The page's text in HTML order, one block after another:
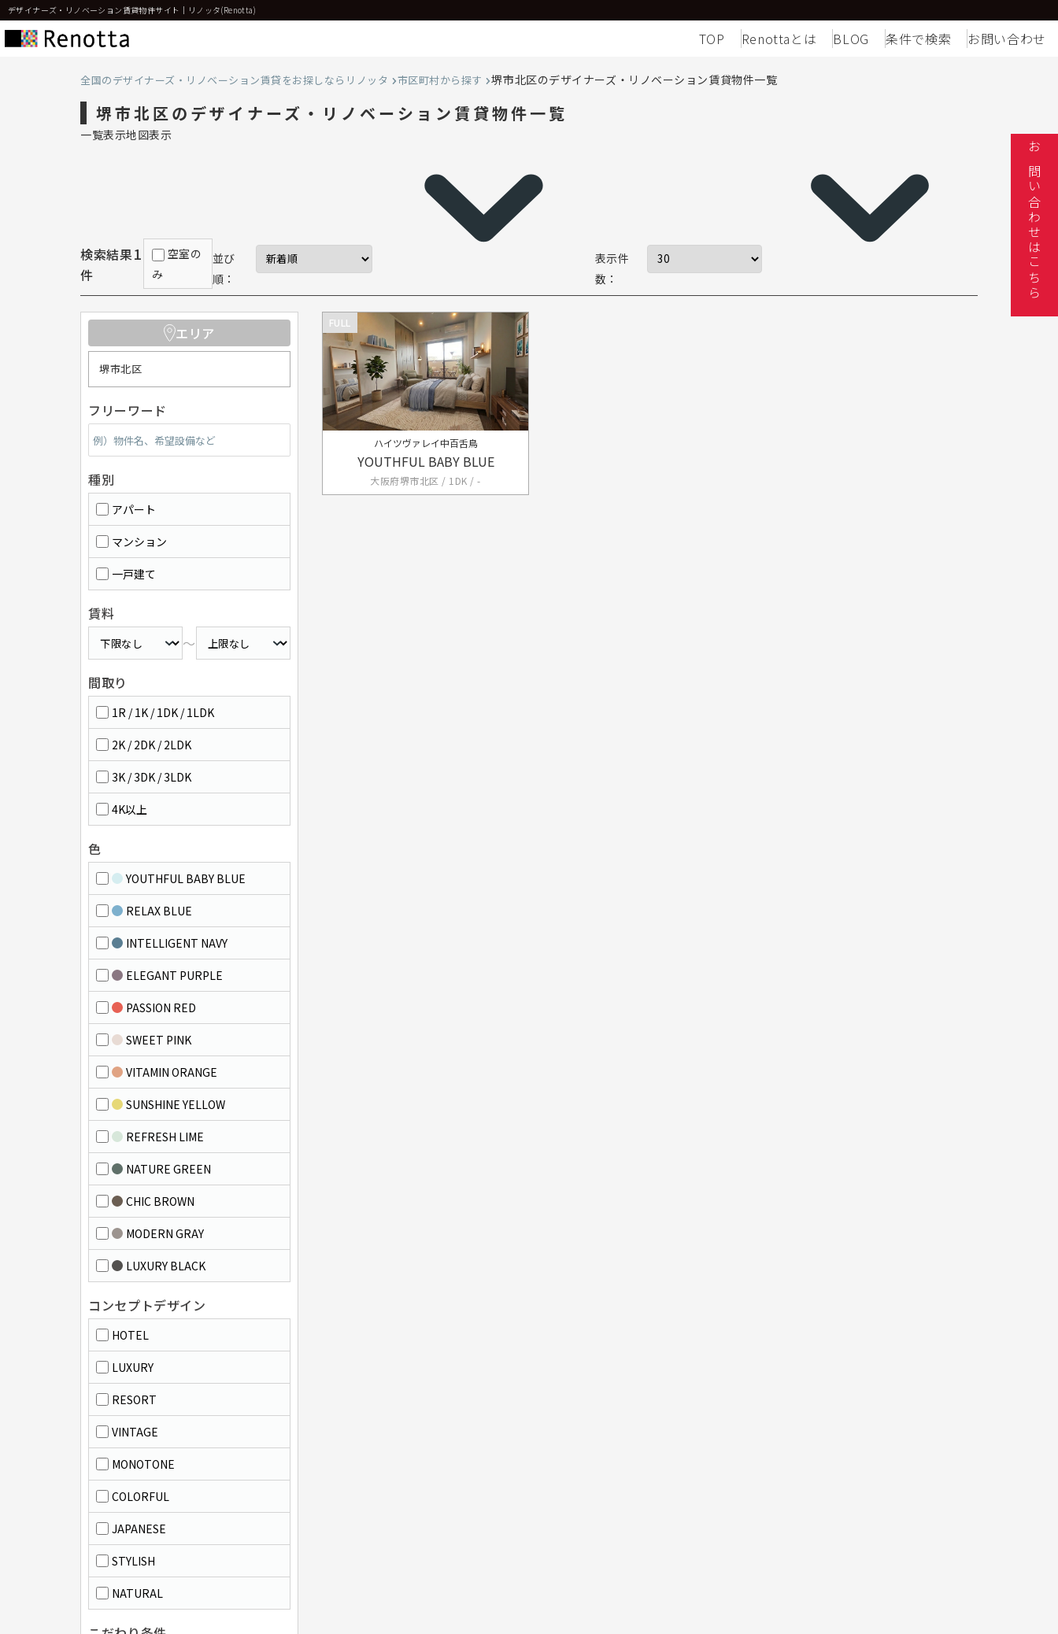
デザイナーズ・リノベーション賃貸物件サイト｜リノッタ(Renotta)
TOP Renottaとは BLOG 条件で検索 お問い合わせ
全国のデザイナーズ・リノベーション賃貸をお探しならリノッタ 市区町村から探す 堺市北区のデザイナーズ・リノベーション賃貸物件一覧
堺市北区のデザイナーズ・リノベーション賃貸物件一覧
一覧表示地図表示
検索結果1
件
空室の
み
並び
順：
表示件
数：
FULL
ハイツヴァレイ中百舌鳥
YOUTHFUL BABY BLUE
大阪府堺市北区 / 1DK / -
エリア
堺市北区
フリーワード
種別
アパート
マンション
一戸建て
賃料
～
間取り
1R / 1K / 1DK / 1LDK
2K / 2DK / 2LDK
3K / 3DK / 3LDK
4K以上
色
YOUTHFUL BABY BLUE
RELAX BLUE
INTELLIGENT NAVY
ELEGANT PURPLE
PASSION RED
SWEET PINK
VITAMIN ORANGE
SUNSHINE YELLOW
REFRESH LIME
NATURE GREEN
CHIC BROWN
MODERN GRAY
LUXURY BLACK
コンセプトデザイン
HOTEL
LUXURY
RESORT
VINTAGE
MONOTONE
COLORFUL
JAPANESE
STYLISH
NATURAL
お問い合わせはこちら